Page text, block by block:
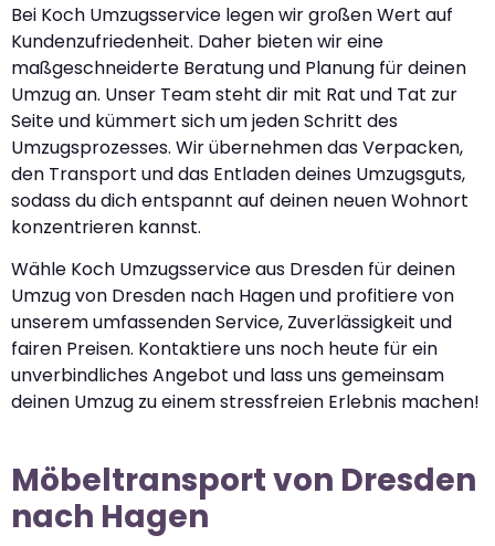
Bei Koch Umzugsservice legen wir großen Wert auf
Kundenzufriedenheit. Daher bieten wir eine
maßgeschneiderte Beratung und Planung für deinen
Umzug an. Unser Team steht dir mit Rat und Tat zur
Seite und kümmert sich um jeden Schritt des
Umzugsprozesses. Wir übernehmen das Verpacken,
den Transport und das Entladen deines Umzugsguts,
sodass du dich entspannt auf deinen neuen Wohnort
konzentrieren kannst.
Wähle Koch Umzugsservice aus Dresden für deinen
Umzug von Dresden nach Hagen und profitiere von
unserem umfassenden Service, Zuverlässigkeit und
fairen Preisen. Kontaktiere uns noch heute für ein
unverbindliches Angebot und lass uns gemeinsam
deinen Umzug zu einem stressfreien Erlebnis machen!
Möbeltransport von Dresden
nach Hagen